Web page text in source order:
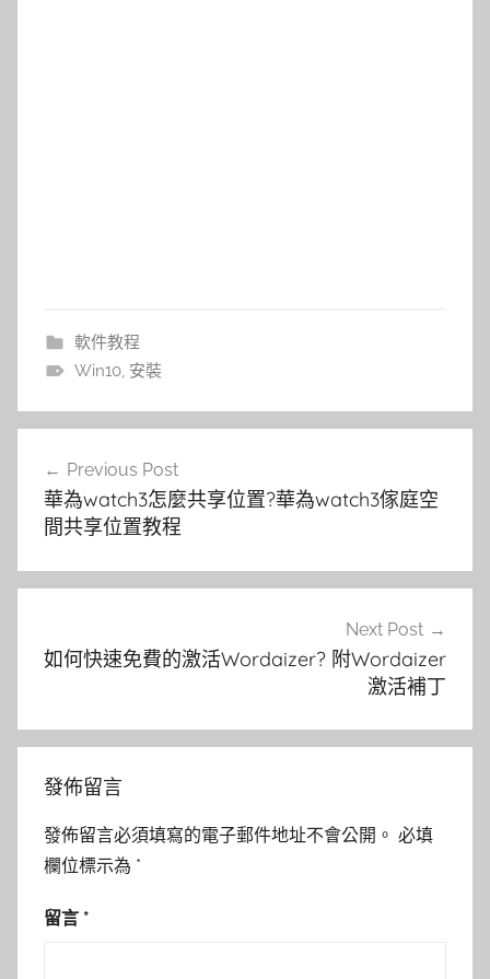
軟件教程
Win10, 安裝
覽
Previous Post
華為watch3怎麼共享位置?華為watch3傢庭空
間共享位置教程
Next Post
如何快速免費的激活Wordaizer? 附Wordaizer
激活補丁
發佈留言
發佈留言必須填寫的電子郵件地址不會公開。 必填
欄位標示為 *
留言 *